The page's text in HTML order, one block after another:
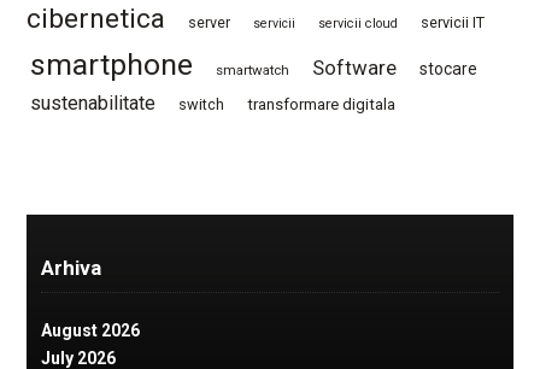
cibernetica
server servicii servicii cloud servicii IT
smartphone smartwatch Software stocare
sustenabilitate switch transformare digitala
Arhiva
August 2026
July 2026